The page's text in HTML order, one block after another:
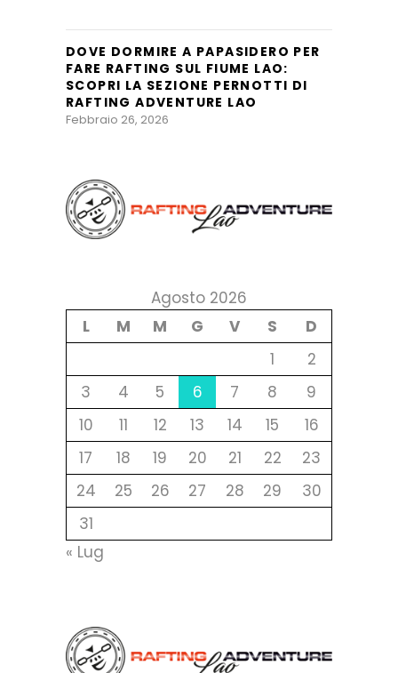
DOVE DORMIRE A PAPASIDERO PER
FARE RAFTING SUL FIUME LAO:
SCOPRI LA SEZIONE PERNOTTI DI
RAFTING ADVENTURE LAO
Febbraio 26, 2026
Agosto 2026
L
M M G V S
D
1
2
3
4 5 6 7 8
9
10
11 12 13 14 15
16
17
18 19 20 21 22
23
24
25 26 27 28 29
30
31
« Lug